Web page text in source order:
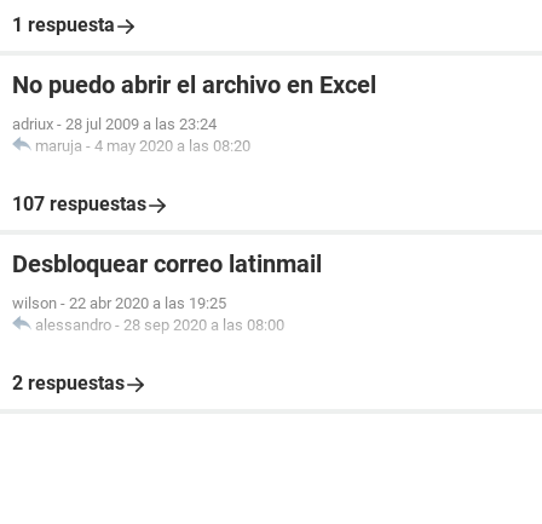
1 respuesta
No puedo abrir el archivo en Excel
adriux - 28 jul 2009 a las 23:24
maruja - 4 may 2020 a las 08:20
107 respuestas
Desbloquear correo latinmail
wilson - 22 abr 2020 a las 19:25
alessandro - 28 sep 2020 a las 08:00
2 respuestas